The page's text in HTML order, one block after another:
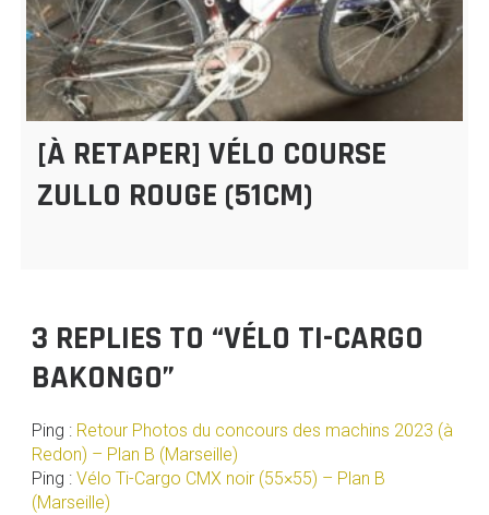
[À RETAPER] VÉLO COURSE
ZULLO ROUGE (51CM)
3 REPLIES TO “VÉLO TI-CARGO
BAKONGO”
Ping : Retour Photos du concours des machins 2023 (à
Redon) – Plan B (Marseille)
Ping : Vélo Ti-Cargo CMX noir (55×55) – Plan B
(Marseille)